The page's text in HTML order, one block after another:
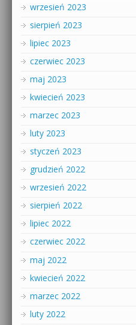
wrzesień 2023
sierpień 2023
lipiec 2023
czerwiec 2023
maj 2023
kwiecień 2023
marzec 2023
luty 2023
styczeń 2023
grudzień 2022
wrzesień 2022
sierpień 2022
lipiec 2022
czerwiec 2022
maj 2022
kwiecień 2022
marzec 2022
luty 2022